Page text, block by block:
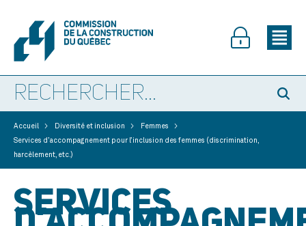
Accueil > Diversité et inclusion > Femmes >
Services d’accompagnement pour l’inclusion des femmes (discrimination,
harcèlement, etc.)
SERVICES